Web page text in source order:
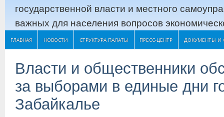
государственной власти и местного
важных для населения вопросов
ГЛАВНАЯ НОВОСТИ СТРУКТУРА ПАЛАТЫ ПРЕСС-ЦЕНТР ДОКУМЕНТЫ И
Власти и общественники
за выборами в единые дни
Забайкалье